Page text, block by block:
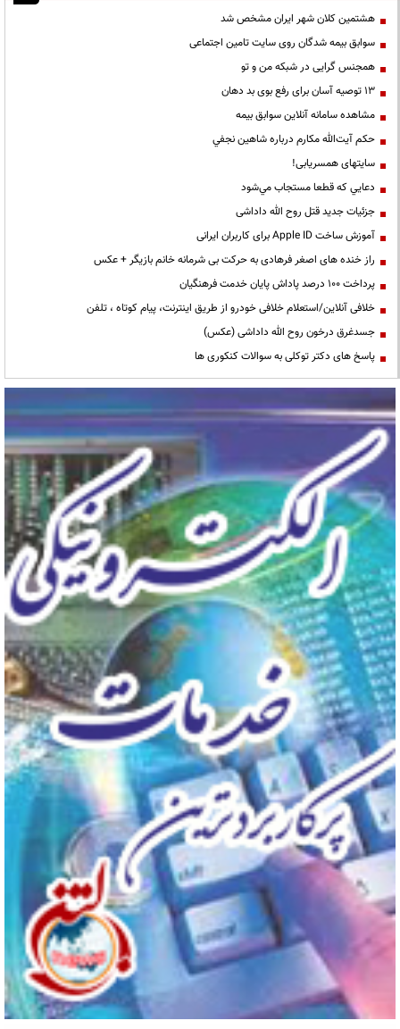
هشتمین کلان شهر ایران مشخص شد
سوابق بیمه شدگان روی سایت تامین اجتماعی
همجنس گرایی در شبکه من و تو
13 توصیه آسان برای رفع بوی بد دهان
مشاهده سامانه آنلاين سوابق بیمه
حكم آيت‌الله مكارم درباره شاهين نجفي
سایتهای همسریابی!
دعايي كه قطعا مستجاب مي‌شود
جزئیات جدید قتل روح الله داداشی
آموزش ساخت Apple ID برای کاربران ایرانی
راز خنده های اصغر فرهادی به حرکت بی شرمانه خانم بازیگر + عکس
پرداخت ۱۰۰ درصد پاداش پایان خدمت فرهنگیان
خلافی آنلاین/استعلام خلافی خودرو از طریق اینترنت، پیام کوتاه ، تلفن
جسدغرق درخون روح الله داداشی (عکس)
پاسخ های دکتر توکلی به سوالات کنکوری ها